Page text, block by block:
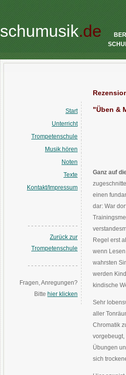
schumusik.de
Start
Unterricht
Trompetenschule
Musik hören
Noten
Texte
Kontakt/Impressum
- - - - - - - - - - - - - - -
Zurück zur
Trompetenschule
- - - - - - - - - - - - - - -
Fragen, Anregungen?
Bitte hier klicken
"Üben &
Ganz auf
einen
dar: War
Regel erst
wenn
wahrsten
werden
kindische
Sehr
aller
Chromatik
vorgebeugt,
Übungen
sich